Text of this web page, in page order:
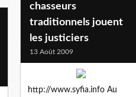
chasseurs
traditionnels jouent
les justiciers
13 Août 2009
http://www.syfia.info Au